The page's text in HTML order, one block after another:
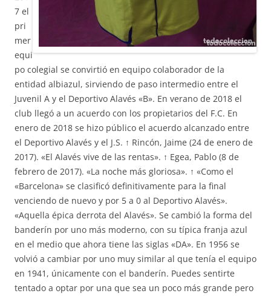
7 el
pri
mer
equi
po colegial se convirtió en equipo colaborador de la
entidad albiazul, sirviendo de paso intermedio entre el
Juvenil A y el Deportivo Alavés «B». En verano de 2018 el
club llegó a un acuerdo con los propietarios del F.C. En
enero de 2018 se hizo público el acuerdo alcanzado entre
el Deportivo Alavés y el J.S. ↑ Rincón, Jaime (24 de enero de
2017). «El Alavés vive de las rentas». ↑ Egea, Pablo (8 de
febrero de 2017). «La noche más gloriosa». ↑ «Como el
«Barcelona» se clasificó definitivamente para la final
venciendo de nuevo y por 5 a 0 al Deportivo Alavés».
«Aquella épica derrota del Alavés». Se cambió la forma del
banderín por uno más moderno, con su típica franja azul
en el medio que ahora tiene las siglas «DA». En 1956 se
volvió a cambiar por uno muy similar al que tenía el equipo
en 1941, únicamente con el banderín. Puedes sentirte
tentado a optar por una que sea un poco más grande pero